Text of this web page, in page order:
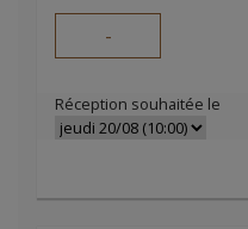
-
Réception souhaitée le